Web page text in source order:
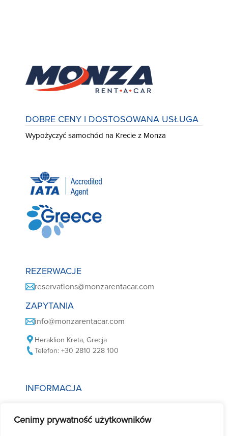
Cenimy prywatność użytkowników
DOBRE CENY I DOSTOSOWANA USŁUGA
Wypożyczyć samochód na Krecie z Monza
REZERWACJE
reservations@monzarentacar.com
ZAPYTANIA
info@monzarentacar.com
Heraklion Kreta, Grecja
Telefon: +30 2810 228 100
INFORMACJA
Polityka prywatności